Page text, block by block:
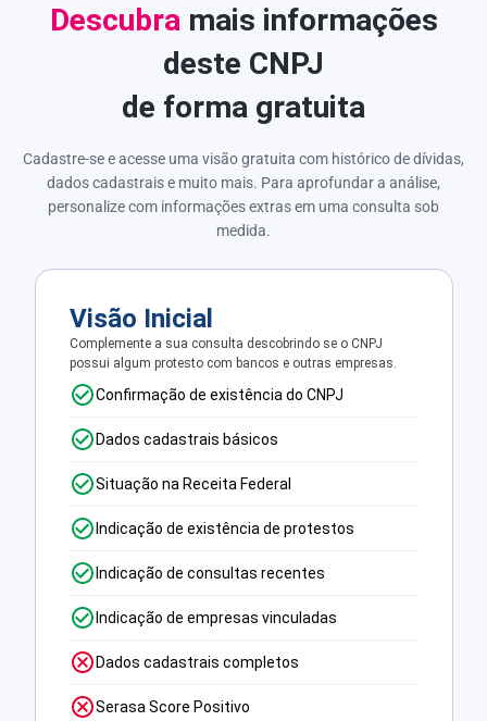
Descubra mais informações
deste CNPJ
de forma gratuita
Cadastre-se e acesse uma visão gratuita com histórico de dívidas,
dados cadastrais e muito mais. Para aprofundar a análise,
personalize com informações extras em uma consulta sob
medida.
Visão Inicial
Complemente a sua consulta descobrindo se o CNPJ
possui algum protesto com bancos e outras empresas.
Confirmação de existência do CNPJ
Dados cadastrais básicos
Situação na Receita Federal
Indicação de existência de protestos
Indicação de consultas recentes
Indicação de empresas vinculadas
Dados cadastrais completos
Serasa Score Positivo